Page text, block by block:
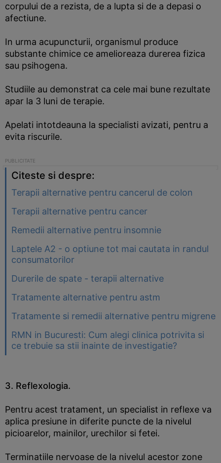
corpului de a rezista, de a lupta si de a depasi o
afectiune.
In urma acupuncturii, organismul produce
substante chimice ce amelioreaza durerea fizica
sau psihogena.
Studiile au demonstrat ca cele mai bune rezultate
apar la 3 luni de terapie.
Apelati intotdeauna la specialisti avizati, pentru a
evita riscurile.
Citeste si despre:
Terapii alternative pentru cancerul de colon
Terapii alternative pentru cancer
Remedii alternative pentru insomnie
Laptele A2 - o optiune tot mai cautata in randul
consumatorilor
Durerile de spate - terapii alternative
Tratamente alternative pentru astm
Tratamente si remedii alternative pentru migrene
RMN in Bucuresti: Cum alegi clinica potrivita si
ce trebuie sa stii inainte de investigatie?
3. Reflexologia.
Pentru acest tratament, un specialist in reflexe va
aplica presiune in diferite puncte de la nivelul
picioarelor, mainilor, urechilor si fetei.
Terminatiile nervoase de la nivelul acestor zone